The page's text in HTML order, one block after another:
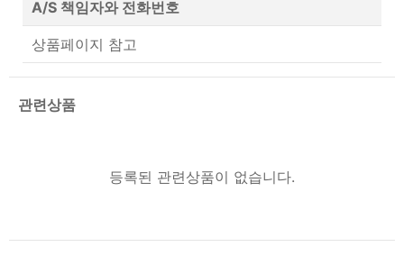
A/S 책임자와 전화번호
상품페이지 참고
관련상품
등록된 관련상품이 없습니다.